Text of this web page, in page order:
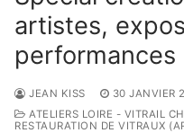
artistes,
performances
JEAN KISS
30 JANVIER
ATELIERS LOIRE - VITRAIL
RESTAURATION DE VITRAUX